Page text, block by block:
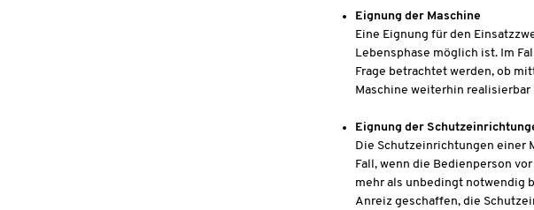
Eignung der Maschine
Eine Eignung für den
Lebensphase möglich ist. Im
Frage betrachtet werden, ob
Maschine weiterhin realisierbar
Eignung der
Die Schutzeinrichtungen einer
Fall, wenn die Bedienperson
mehr als unbedingt notwendig
Anreiz geschaffen, die